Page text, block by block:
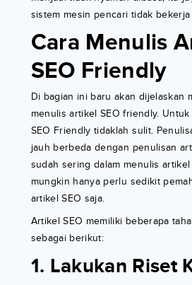
sistem mesin pencari tidak
Cara Menulis
SEO Friendly
Di bagian ini baru akan dijelaskan
menulis artikel SEO friendly.
SEO Friendly tidaklah sulit.
jauh berbeda dengan penulisan
sudah sering dalam menulis artikel
mungkin hanya perlu sedikit
artikel SEO saja.
Artikel SEO memiliki beberapa
sebagai berikut:
1. Lakukan Riset